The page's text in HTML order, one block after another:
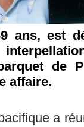
ans, est
de
affaire.
a